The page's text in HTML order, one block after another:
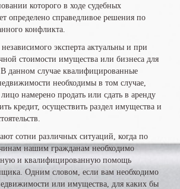
которого в ходе судебных
определено справедливое решения по
конфликта.
эксперта актуальны и при
стоимости имущества или бизнеса для
данном случае квалифицированные
необходимы в том случае,
намерено продать или сдать в аренду
кредит, осуществить раздел имущества и
сотни различных ситуаций, когда по
нашим гражданам необходимо
и квалифицированную помощь
Одним словом, если вам необходимо
или имущества, для каких бы